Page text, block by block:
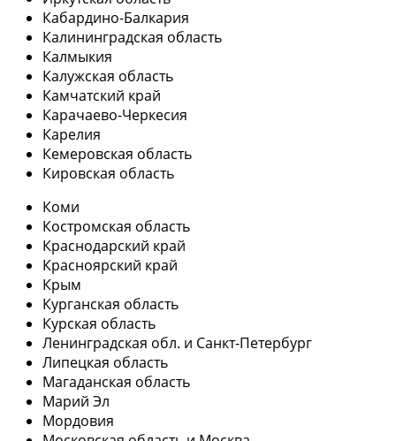
Кабардино-Балкария
Калининградская область
Калмыкия
Калужская область
Камчатский край
Карачаево-Черкесия
Карелия
Кемеровская область
Кировская область
Коми
Костромская область
Краснодарский край
Красноярский край
Крым
Курганская область
Курская область
Ленинградская обл. и Санкт-Петербург
Липецкая область
Магаданская область
Марий Эл
Мордовия